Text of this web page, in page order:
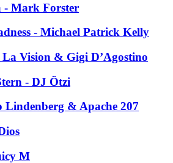
- Mark Forster
- Michael Patrick Kelly
Vision & Gigi D’Agostino
- DJ Ötzi
Lindenberg & Apache 207
M